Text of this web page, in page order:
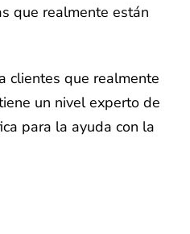
que realmente están
clientes que realmente
un nivel experto de
para la ayuda con la